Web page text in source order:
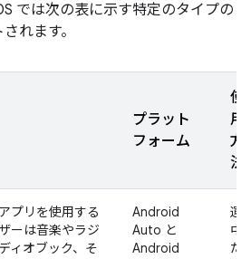
では次の表に示す特定のタイプの
れます。
プラット
フォーム
使
用
方
法
プリを使用する
ーは音楽やラジ
ィオブック、そ
Android
Auto と
Android
運
中
た